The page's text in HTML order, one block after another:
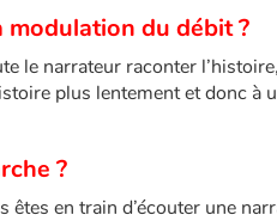
modulation du débit ?
le narrateur raconter
plus lentement et donc à
?
êtes en train d’écouter une